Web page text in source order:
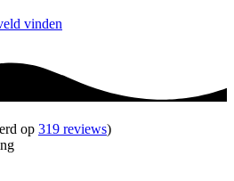
vinden
op 319 reviews)